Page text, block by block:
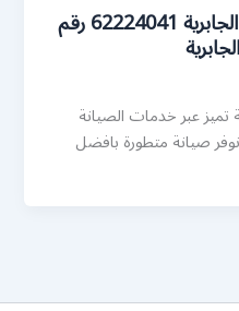
فني صيانة تكييف مركزي الجابرية 62224041 رقم
عبر خدمات الصيانة
صيانة متطورة بافضل